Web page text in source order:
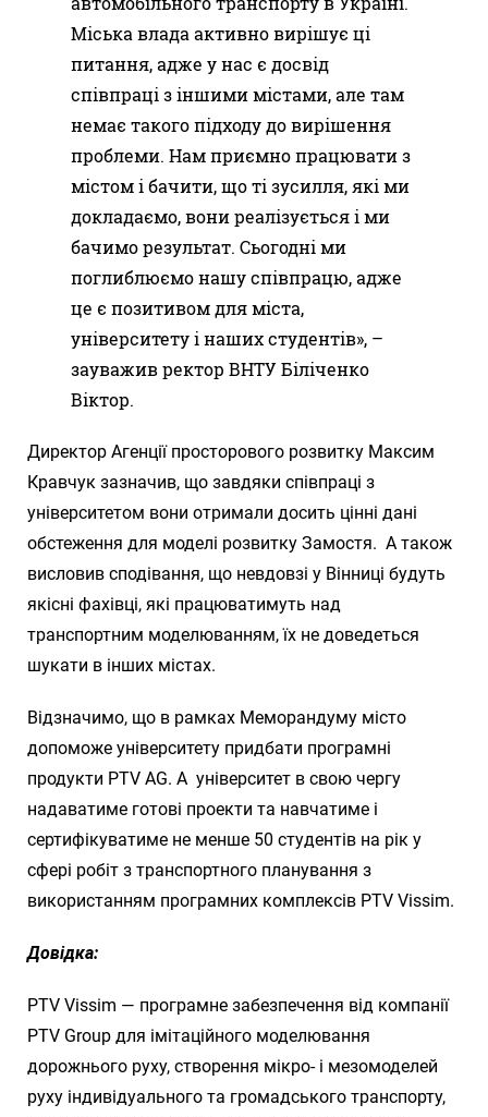
Міська влада активно вирішує ці
питання, адже у нас є досвід
співпраці з іншими містами, але там
немає такого підходу до вирішення
проблеми. Нам приємно працювати з
містом і бачити, що ті зусилля, які ми
докладаємо, вони реалізується і ми
бачимо результат. Сьогодні ми
поглиблюємо нашу співпрацю, адже
це є позитивом для міста,
університету і наших студентів», –
зауважив ректор ВНТУ Біліченко
Віктор.
Директор Агенції просторового розвитку Максим
Кравчук зазначив, що завдяки співпраці з
університетом вони отримали досить цінні дані
обстеження для моделі розвитку Замостя. А також
висловив сподівання, що невдовзі у Вінниці будуть
якісні фахівці, які працюватимуть над
транспортним моделюванням, їх не доведеться
шукати в інших містах.
Відзначимо, що в рамках Меморандуму місто
допоможе університету придбати програмні
продукти PTV AG. А університет в свою чергу
надаватиме готові проекти та навчатиме і
сертифікуватиме не менше 50 студентів на рік у
сфері робіт з транспортного планування з
використанням програмних комплексів PTV Vissim.
Довідка:
PTV Vissim — програмне забезпечення від компанії
PTV Group для імітаційного моделювання
дорожнього руху, створення мікро- і мезомоделей
руху індивідуального та громадського транспорту,